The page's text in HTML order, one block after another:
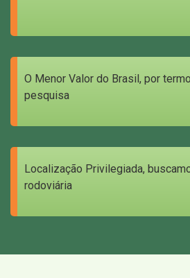
O Menor Valor do Brasil, por
pesquisa
Localização Privilegiada,
rodoviária